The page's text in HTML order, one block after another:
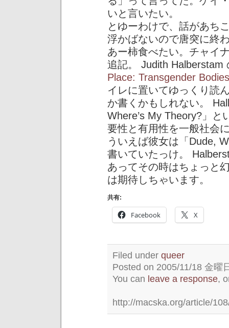
いと言いたい。
とゆーわけで、話があち
浮かばないので唐突に終
あー柿食べたい。チャイ
追記。 Judith Halberstam
Place: Transgender
イレに置いてゆっくり読
か書くかもしれない。
Where’s My Theory?」と
要性と有用性を一般社会
ういえば彼女は「Dude,
書いていたっけ。
あってその時はちょっと
は期待しちゃいます。
共有:
Facebook X
Filed under queer
Posted on 2005/11/18 金曜
You can leave a response,
http://macska.org/article/